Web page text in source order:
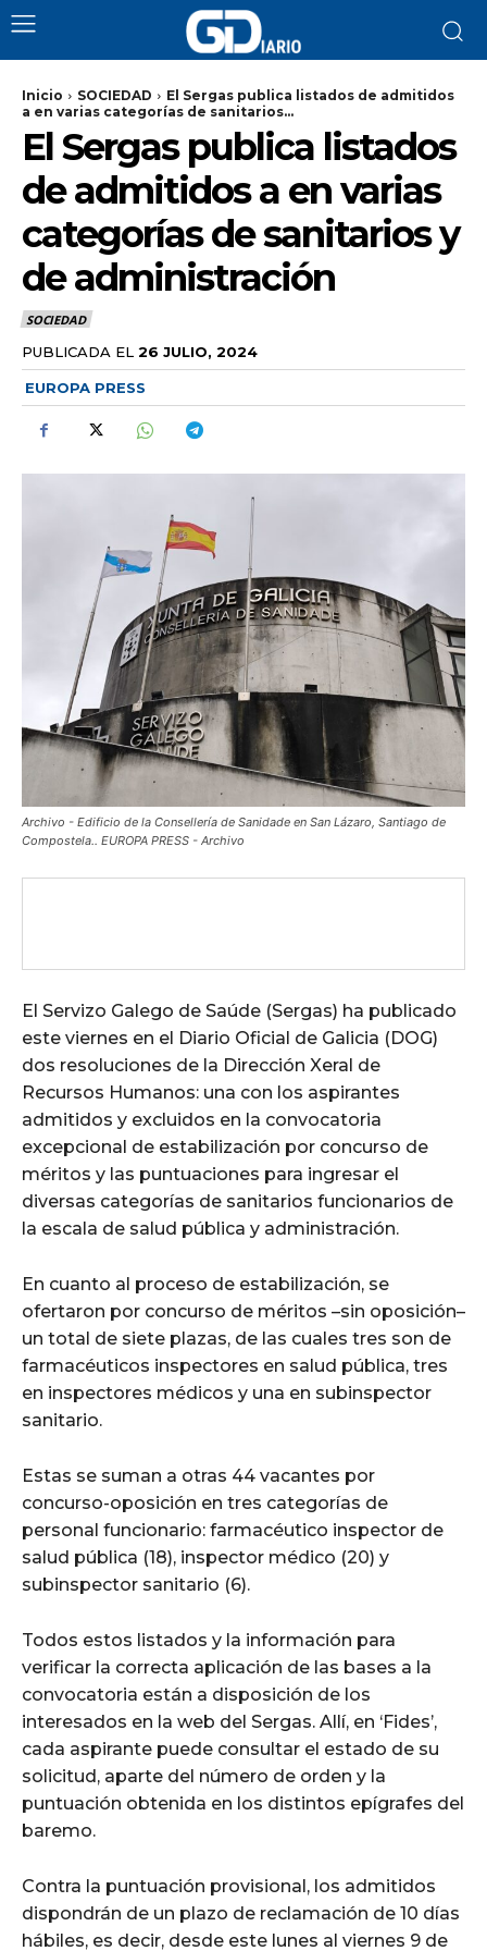
Inicio SOCIEDAD
El Sergas publica listados de admitidos
a en varias categorías de sanitarios...
El Sergas publica listados
de admitidos a en varias
categorías de sanitarios y
de administración
SOCIEDAD
PUBLICADA EL 26 JULIO, 2024
EUROPA PRESS
Archivo - Edificio de la Consellería de Sanidade en San Lázaro, Santiago de
Compostela.. EUROPA PRESS - Archivo
El Servizo Galego de Saúde (Sergas) ha publicado
este viernes en el Diario Oficial de Galicia (DOG)
dos resoluciones de la Dirección Xeral de
Recursos Humanos: una con los aspirantes
admitidos y excluidos en la convocatoria
excepcional de estabilización por concurso de
méritos y las puntuaciones para ingresar el
diversas categorías de sanitarios funcionarios de
la escala de salud pública y administración.
En cuanto al proceso de estabilización, se
ofertaron por concurso de méritos –sin oposición–
un total de siete plazas, de las cuales tres son de
farmacéuticos inspectores en salud pública, tres
en inspectores médicos y una en subinspector
sanitario.
Estas se suman a otras 44 vacantes por
concurso-oposición en tres categorías de
personal funcionario: farmacéutico inspector de
salud pública (18), inspector médico (20) y
subinspector sanitario (6).
Todos estos listados y la información para
verificar la correcta aplicación de las bases a la
convocatoria están a disposición de los
interesados en la web del Sergas. Allí, en ‘Fides’,
cada aspirante puede consultar el estado de su
solicitud, aparte del número de orden y la
puntuación obtenida en los distintos epígrafes del
baremo.
Contra la puntuación provisional, los admitidos
dispondrán de un plazo de reclamación de 10 días
hábiles, es decir, desde este lunes al viernes 9 de